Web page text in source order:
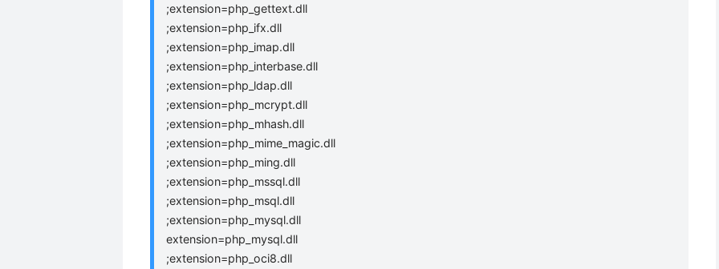
;extension=php_gettext.dll
;extension=php_ifx.dll
;extension=php_imap.dll
;extension=php_interbase.dll
;extension=php_ldap.dll
;extension=php_mcrypt.dll
;extension=php_mhash.dll
;extension=php_mime_magic.dll
;extension=php_ming.dll
;extension=php_mssql.dll
;extension=php_msql.dll
;extension=php_mysql.dll
extension=php_mysql.dll
;extension=php_oci8.dll